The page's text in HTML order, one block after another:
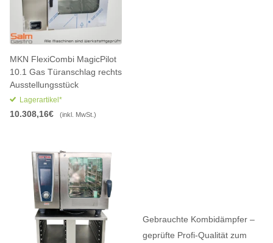
MKN FlexiCombi MagicPilot
10.1 Gas Türanschlag rechts
Ausstellungsstück
Lagerartikel*
10.308,16€ (inkl. MwSt.)
Gebrauchte Kombidämpfer –
geprüfte Profi-Qualität zum